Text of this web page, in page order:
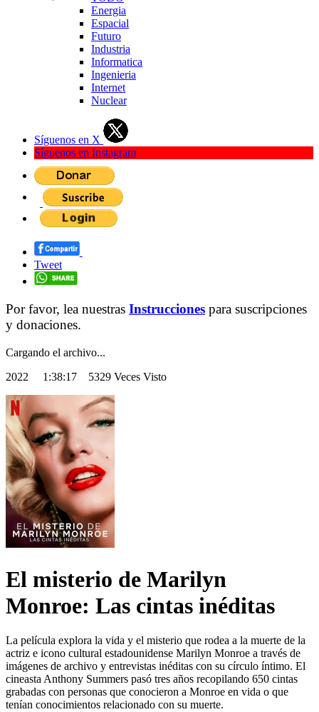
Energia
Espacial
Futuro
Industria
Informatica
Ingenieria
Internet
Nuclear
Síguenos en X
Síguenos en Instagram
Tweet
Por favor, lea nuestras Instrucciones para suscripciones
y donaciones.
Cargando el archivo...
2022 1:38:17 5329 Veces Visto
El misterio de Marilyn
Monroe: Las cintas inéditas
La película explora la vida y el misterio que rodea a la muerte de la
actriz e icono cultural estadounidense Marilyn Monroe a través de
imágenes de archivo y entrevistas inéditas con su círculo íntimo. El
cineasta Anthony Summers pasó tres años recopilando 650 cintas
grabadas con personas que conocieron a Monroe en vida o que
tenían conocimientos relacionado con su muerte.